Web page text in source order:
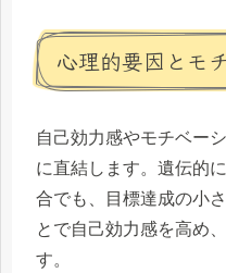
心理的要因とモ
自己効力感やモチベー
に直結します。遺伝的
合でも、目標達成の小
とで自己効力感を高め
す。